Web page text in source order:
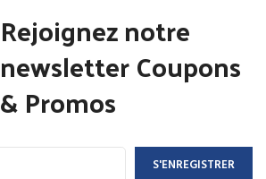
Rejoignez notre
newsletter Coupons
& Promos